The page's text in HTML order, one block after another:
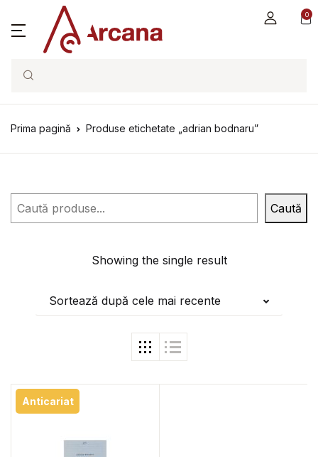
0
Search
Prima pagină Produse etichetate „adrian bodnaru”
Caută Caută
Showing the single result
Sortează după cele mai recente
Anticariat